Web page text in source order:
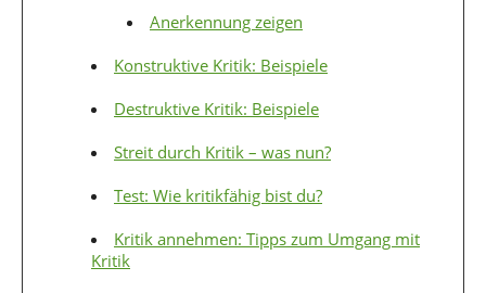
Anerkennung zeigen
Konstruktive Kritik: Beispiele
Destruktive Kritik: Beispiele
Streit durch Kritik – was nun?
Test: Wie kritikfähig bist du?
Kritik annehmen: Tipps zum Umgang mit
Kritik